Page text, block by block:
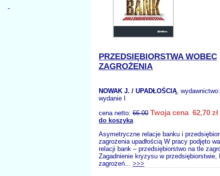
PRZEDSIĘBIORSTWA WOBEC
ZAGROŻENIA
NOWAK J. / UPADŁOŚCIĄ,
wydanie I
cena netto: 66.00 Twoja cena 62,70 zł
do koszyka
Asymetryczne relacje banku i
zagrożenia upadłością W pracy podjęto
relacji bank – przedsiębiorstwo na tle
Zagadnienie kryzysu w przedsiębiorstwie,
zagrożeń... >>>